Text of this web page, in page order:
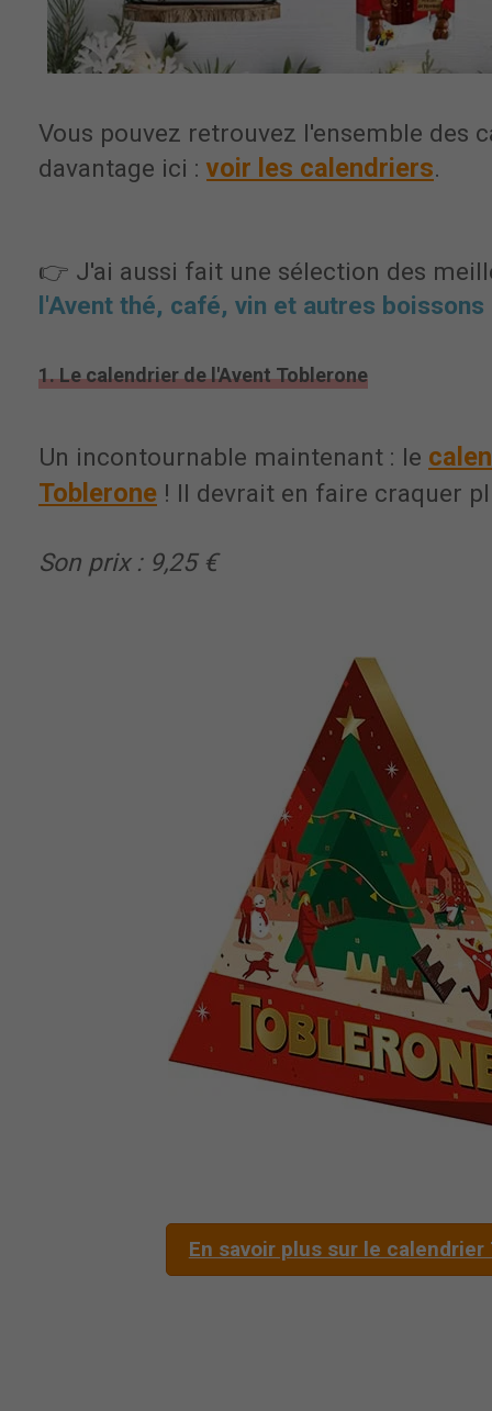
Vous pouvez retrouvez l'ensemble des
davantage ici : voir les calendriers.
👉 J'ai aussi fait une sélection des
l'Avent thé, café, vin et autres boissons
1. Le calendrier de l'Avent Toblerone
Un incontournable maintenant : le
Toblerone ! Il devrait en faire craquer
Son prix : 9,25 €
En savoir plus sur le calendrier